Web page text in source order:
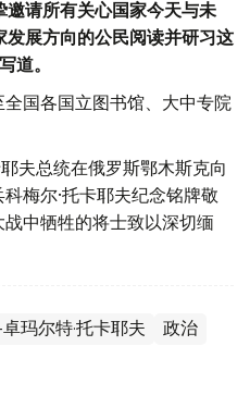
邀请所有关心国家今天与未
发展方向的公民阅读并研习这
道。
国各国立图书馆、大中专院
夫总统在俄罗斯鄂木斯克向
梅尔·托卡耶夫纪念铭牌敬
中牺牲的将士致以深切缅
玛尔特·托卡耶夫 政治